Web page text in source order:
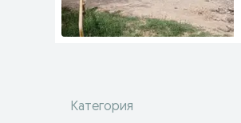
Категория